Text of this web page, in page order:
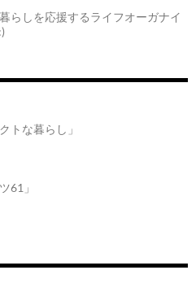
らしを応援するライフオーガナイ
トな暮らし」
61」